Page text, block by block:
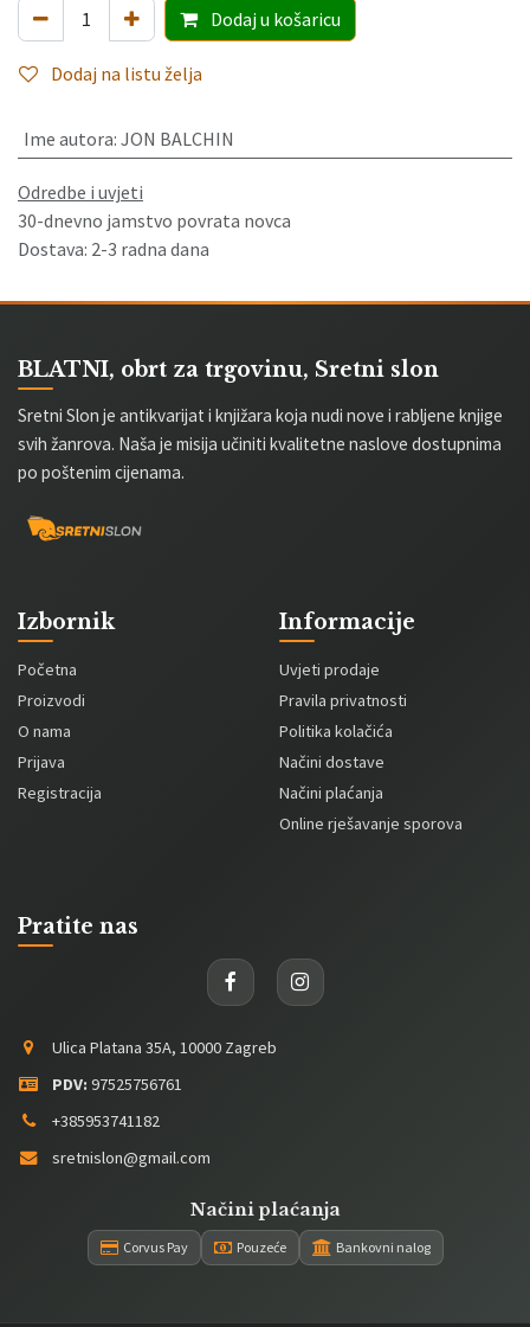
Dodaju košaricu
Dodaj na listu želja
Ime autora: JON BALCHIN
Odredbe i uvjeti
30-dnevno jamstvo povrata novca
Dostava: 2-3 radna dana
BLATNI, obrt za trgovinu, Sretni slon
Sretni Slon je antikvarijat i knjižara koja nudi nove i rabljene knjige
svih žanrova. Naša je misija učiniti kvalitetne naslove dostupnima
po poštenim cijenama.
Izbornik
Početna
Proizvodi
O nama
Prijava
Registracija
Informacije
Uvjeti prodaje
Pravila privatnosti
Politika kolačića
Načini dostave
Načini plaćanja
Online rješavanje sporova
Pratite nas
Ulica Platana 35A, 10000 Zagreb
PDV: 97525756761
+385953741182
sretnislon@gmail.com
Načini plaćanja
Corvus Pay Pouzeće Bankovni nalog